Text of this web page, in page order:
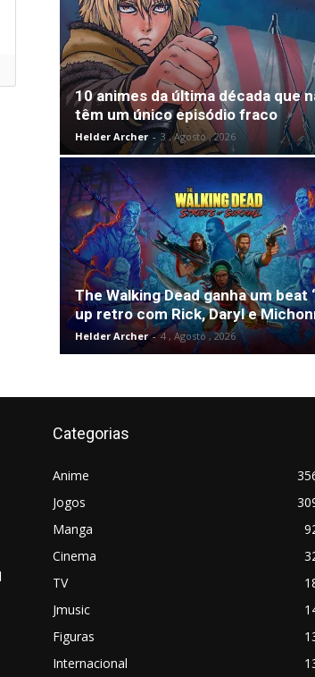
10 animes da última década que
têm um único episódio fraco
Helder Archer - 3 , Agosto , 2026
The Walking Dead ganha um beat
up retro com Rick, Daryl e
Helder Archer - 4 , Agosto , 2026
Categorias
Anime
Jogos
Manga
Cinema
TV
Jmusic
Figuras
Internacional